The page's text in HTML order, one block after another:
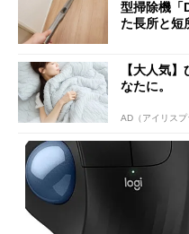
型掃除機
た長所と短
【大人気
なたに。
AD（アイリスプ